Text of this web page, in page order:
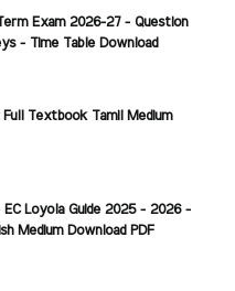
Exam 2026-27 - Question
- Time Table Download
Full Textbook Tamil Medium
Loyola Guide 2025 - 2026 -
Medium Download PDF